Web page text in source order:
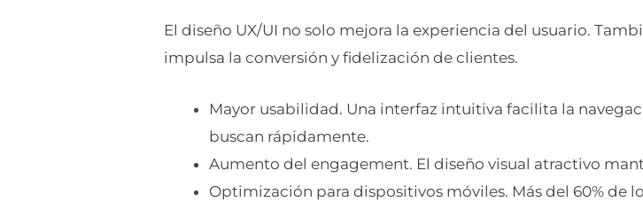
El diseño UX/UI no solo mejora la experiencia del usuario.
impulsa la conversión y fidelización de clientes.
Mayor usabilidad. Una interfaz intuitiva facilita la
buscan rápidamente.
Aumento del engagement. El diseño visual atractivo
Optimización para dispositivos móviles. Más del 60% de